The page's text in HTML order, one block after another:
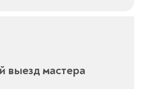
выезд мастера